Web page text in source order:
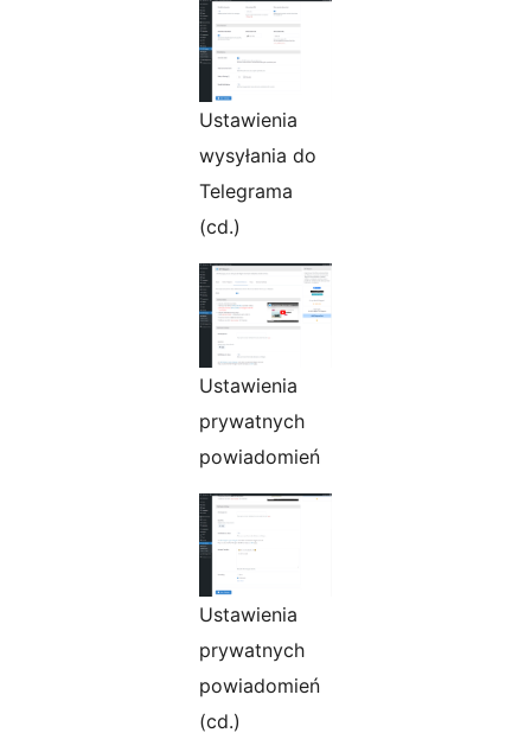
Ustawienia
wysyłania do
Telegrama
(cd.)
Ustawienia
prywatnych
powiadomień
Ustawienia
prywatnych
powiadomień
(cd.)